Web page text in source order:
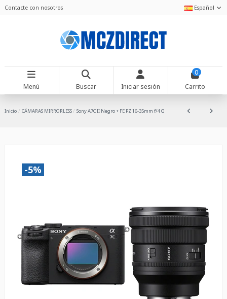
Contacte con nosotros Español
Menú Buscar Iniciar sesión
0
Carrito
Inicio CÁMARAS MIRRORLESS Sony A7C II Negro + FE PZ 16-35mm f/4 G
-5%